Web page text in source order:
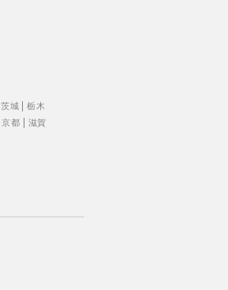
茨城
栃木
京都
滋賀